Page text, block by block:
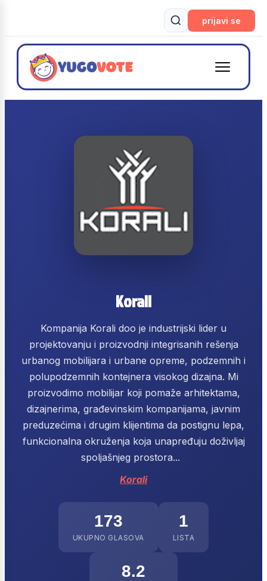
prijavi se
Korali
Kompanija Korali doo je industrijski lider u
projektovanju i proizvodnji integrisanih rešenja
urbanog mobilijara i urbane opreme, podzemnih i
polupodzemnih kontejnera visokog dizajna. Mi
proizvodimo mobilijar koji pomaže arhitektama,
dizajnerima, građevinskim kompanijama, javnim
preduzećima i drugim klijentima da postignu lepa,
funkcionalna okruženja koja unapređuju doživljaj
spoljašnjeg prostora...
Korali
173
UKUPNO GLASOVA
1
LISTA
8.2